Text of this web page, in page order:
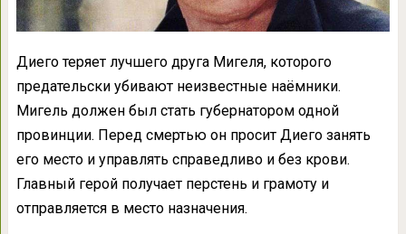
Диего теряет лучшего друга Мигеля, которого
предательски убивают неизвестные наёмники.
Мигель должен был стать губернатором одной
провинции. Перед смертью он просит Диего занять
его место и управлять справедливо и без крови.
Главный герой получает перстень и грамоту и
отправляется в место назначения.